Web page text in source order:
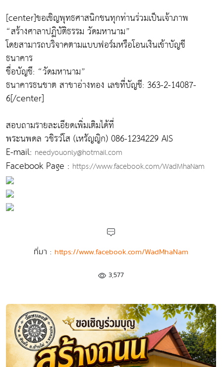
[center]ขอเชิญพุทธศาสนิกชนทุกท่านร่วมเป็นเจ้าภาพ
“สร้างศาลาปฏิบัติธรรม วัดมหานาม”
โดยสามารถบริจาคตามแบบฟอร์มหรือโอนเงินเข้าบัญชี
ธนาคาร
ชื่อบัญชี: “วัดมหานาม”
ธนาคารธนชาต สาขาอ่างทอง เลขที่บัญชี: 363-2-14087-
6[/center]
สอบถามรายละเอียดเพิ่มเติมได้ที่
พระนพดล วชิรวํโส (เหรัญญิก) 086-1234229 AIS
E-mail: needyouonly@hotmail.com
Facebook Page : https://www.facebook.com/WadMhaNam
ที่มา : https://www.facebook.com/WadMhaNam
3,577